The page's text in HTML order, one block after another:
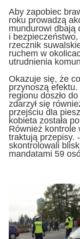
Aby zapobiec
roku prowadzą
mundurowi dbają
i
rzecznik
ruchem w
utrudnienia
Okazuje się, że
przynoszą
regionu doszło
zdarzył się
przejściu dla
kobieta została
Również kontrole
traktują przepisy.
skontrolowali
mandatami 59